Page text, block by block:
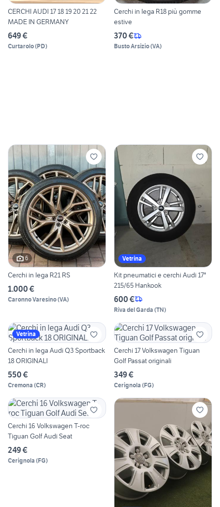
CERCHI AUDI 17 18 19 20 21 22
MADE IN GERMANY
649 €
Curtarolo(PD)
Cerchi in lega R18 più gomme
estive
370 €
Busto Arsizio(VA)
6
Cerchi in lega R21 RS
1.000 €
Caronno Varesino(VA)
Vetrina
Kit pneumatici e cerchi Audi 17"
215/65 Hankook
600 €
Riva del Garda (TN)
Vetrina
Cerchi in lega Audi Q3 Sportback
18 ORIGINALI
550 €
Cremona (CR)
Cerchi 17 Volkswagen Tiguan
Golf Passat originali
349 €
Cerignola (FG)
Cerchi 16 Volkswagen T-roc
Tiguan Golf Audi Seat
249 €
Cerignola (FG)